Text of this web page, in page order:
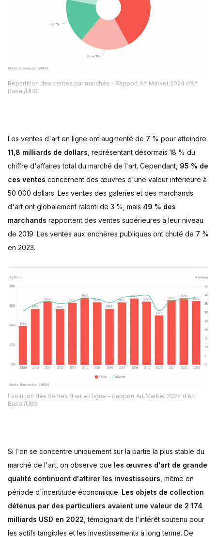
Répartition des ventes par marchés - Rapport Art Market 2024 d’Art
Basel/UBS
Les ventes d'art en ligne ont augmenté de 7 % pour atteindre
11,8 milliards de dollars , représentant désormais 18 % du
chiffre d'affaires total du marché de l'art. Cependant, 95 % de
ces ventes concernent des œuvres d'une valeur inférieure à
50 000 dollars. Les ventes des galeries et des marchands
d'art ont globalement ralenti de 3 %, mais 49 % des
marchands rapportent des ventes supérieures à leur niveau
de 2019. Les ventes aux enchères publiques ont chuté de 7 %
en 2023.
Evolution des ventes d'art en ligne - Rapport Art Market 2024 d'Art
Basel/UBS
Si l'on se concentre uniquement sur la partie la plus stable du
marché de l'art, on observe que les œuvres d'art de grande
qualité continuent d'attirer les investisseurs , même en
période d'incertitude économique. Les objets de collection
détenus par des particuliers avaient une valeur de 2 174
milliards USD en 2022 , témoignant de l'intérêt soutenu pour
les actifs tangibles et les investissements à long terme. De